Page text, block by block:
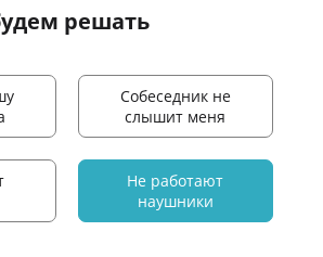
решать
Собеседник не
слышит меня
Не работают
наушники